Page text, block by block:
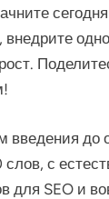
, внедрите
до
с
для SEO и